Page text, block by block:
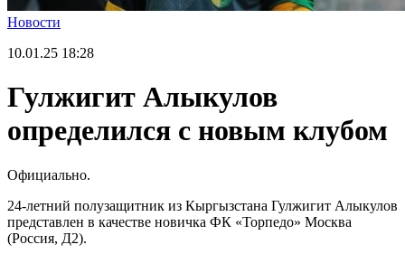
Новости
10.01.25 18:28
Гулжигит Алыкулов
определился с новым клубом
Официально.
24-летний полузащитник из Кыргызстана Гулжигит Алыкулов
представлен в качестве новичка ФК «Торпедо» Москва
(Россия, Д2).